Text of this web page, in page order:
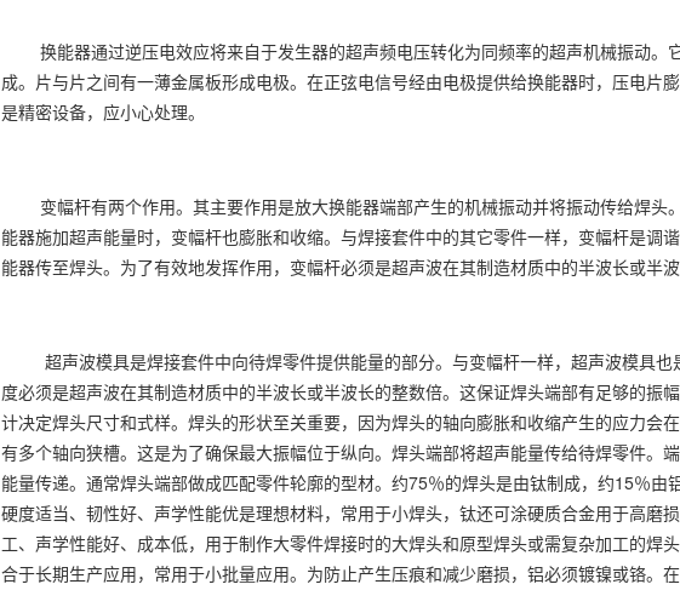
换能器通过逆压电效应将来自于发生器的超声频电压转化为同频率的超声机械振动。
成。片与片之间有一薄金属板形成电极。在正弦电信号经由电极提供给换能器时，压电
是精密设备，应小心处理。
变幅杆有两个作用。其主要作用是放大换能器端部产生的机械振动并将振动传给焊头
能器施加超声能量时，变幅杆也膨胀和收缩。与焊接套件中的其它零件一样，变幅杆是调
能器传至焊头。为了有效地发挥作用，变幅杆必须是超声波在其制造材质中的半波长或半
超声波模具是焊接套件中向待焊零件提供能量的部分。与变幅杆一样，超声波模具也
度必须是超声波在其制造材质中的半波长或半波长的整数倍。这保证焊头端部有足够的
计决定焊头尺寸和式样。焊头的形状至关重要，因为焊头的轴向膨胀和收缩产生的应力会
有多个轴向狭槽。这是为了确保最大振幅位于纵向。焊头端部将超声能量传给待焊零件。
能量传递。通常焊头端部做成匹配零件轮廓的型材。约75％的焊头是由钛制成，约15％
硬度适当、韧性好、声学性能优是理想材料，常用于小焊头，钛还可涂硬质合金用于高磨
工、声学性能好、成本低，用于制作大零件焊接时的大焊头和原型焊头或需复杂加工的焊
合于长期生产应用，常用于小批量应用。为防止产生压痕和减少磨损，铝必须镀镍或铬。